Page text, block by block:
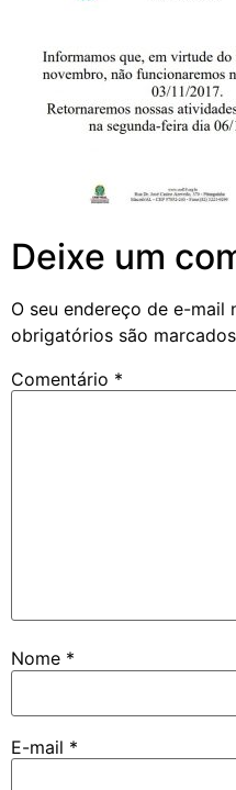
Deixe um
O seu endereço de e-mail
obrigatórios são
Comentário *
Nome *
E-mail *